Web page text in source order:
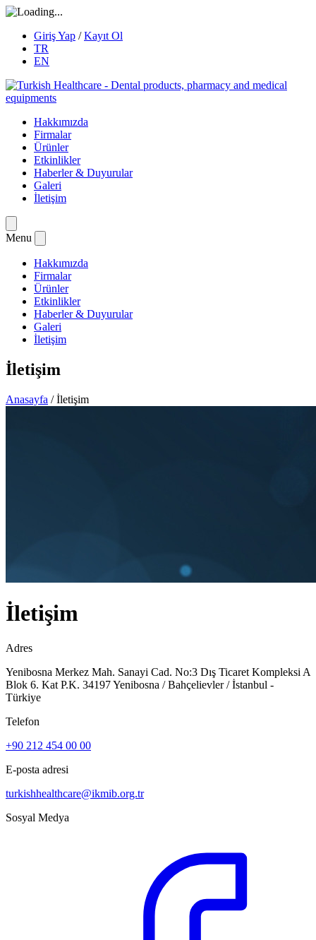
Giriş Yap /Kayıt Ol
TR
EN
Hakkımızda
Firmalar
Ürünler
Etkinlikler
Haberler & Duyurular
Galeri
İletişim
Menu
Hakkımızda
Firmalar
Ürünler
Etkinlikler
Haberler & Duyurular
Galeri
İletişim
İletişim
Anasayfa / İletişim
İletişim
Adres
Yenibosna Merkez Mah. Sanayi Cad. No:3 Dış Ticaret Kompleksi A
Blok 6. Kat P.K. 34197 Yenibosna / Bahçelievler / İstanbul -
Türkiye
Telefon
+90 212 454 00 00
E-posta adresi
turkishhealthcare@ikmib.org.tr
Sosyal Medya